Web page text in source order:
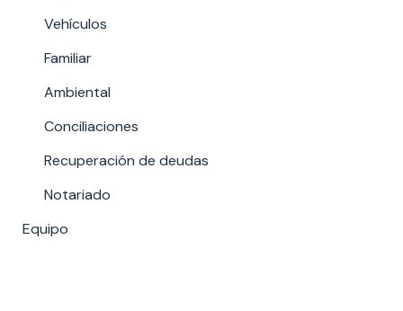
Vehículos
Familiar
Ambiental
Conciliaciones
Recuperación de deudas
Notariado
Equipo